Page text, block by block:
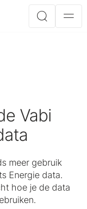
Vabi
meer gebruik
Energie data.
hoe je de data